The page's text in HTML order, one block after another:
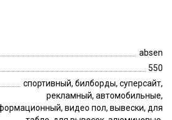
absen
550
спортивный, билборды, суперсайт,
рекламный, автомобильные,
видео пол, вывески, для